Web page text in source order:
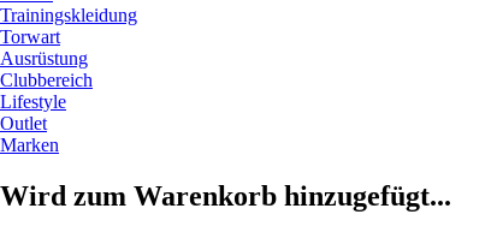
Trainingskleidung
Torwart
Ausrüstung
Clubbereich
Lifestyle
Outlet
Marken
Wird zum Warenkorb hinzugefügt...